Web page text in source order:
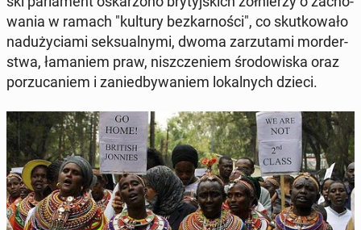
wa­nia w ramach "kultury bez­kar­no­ści", co skut­ko­wa­ło
nad­uży­cia­mi sek­su­al­ny­mi, dwoma za­rzu­ta­mi mor­der­
stwa, ła­ma­niem praw, nisz­cze­niem śro­do­wi­ska oraz
po­rzu­ca­niem i za­nie­dby­wa­niem lo­kal­nych dzieci.